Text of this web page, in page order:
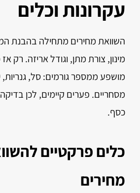
עקרונות וכלים
השוואת מחירים מתחילה בהבנת
מינון, צורת מתן, וגודל אריזה. רק אז
מושפע ממספר גורמים: סל, גנריות,
מסחריים. פערים קיימים, לכן
כסף.
כלים פרקטיים
מחירים